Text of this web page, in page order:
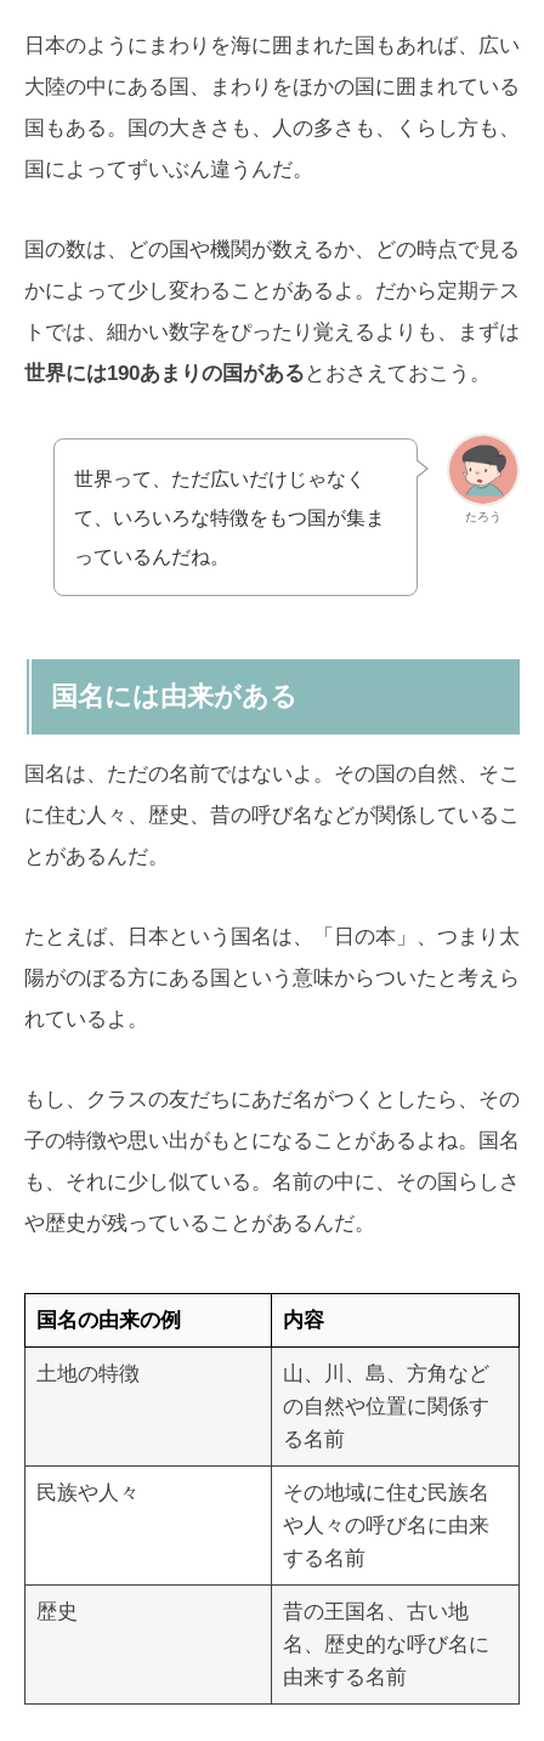
日本のようにまわりを海に囲まれた国もあれば、広い
大陸の中にある国、まわりをほかの国に囲まれている
国もある。国の大きさも、人の多さも、くらし方も、
国によってずいぶん違うんだ。
国の数は、どの国や機関が数えるか、どの時点で見る
かによって少し変わることがあるよ。だから定期テス
トでは、細かい数字をぴったり覚えるよりも、まずは
世界には190あまりの国がある とおさえておこう。
たろう
世界って、ただ広いだけじゃなく
て、いろいろな特徴をもつ国が集ま
っているんだね。
国名には由来がある
国名は、ただの名前ではないよ。その国の自然、そこ
に住む人々、歴史、昔の呼び名などが関係しているこ
とがあるんだ。
たとえば、日本という国名は、「日の本」、つまり太
陽がのぼる方にある国という意味からついたと考えら
れているよ。
もし、クラスの友だちにあだ名がつくとしたら、その
子の特徴や思い出がもとになることがあるよね。国名
も、それに少し似ている。名前の中に、その国らしさ
や歴史が残っていることがあるんだ。
国名の由来の例 内容
土地の特徴
山、川、島、方角など
の自然や位置に関係す
る名前
民族や人々
その地域に住む民族名
や人々の呼び名に由来
する名前
歴史
昔の王国名、古い地
名、歴史的な呼び名に
由来する名前